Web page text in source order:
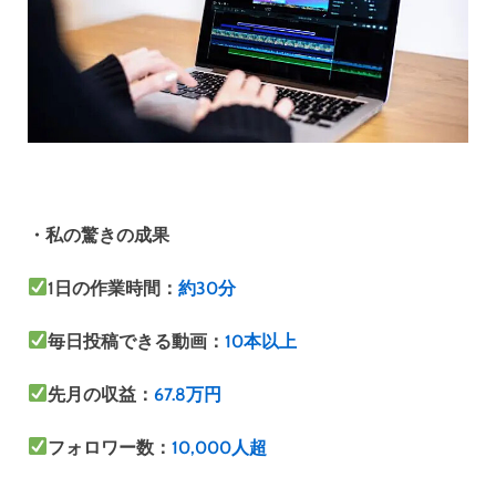
・私の驚きの成果
1日の作業時間：約30分
毎日投稿できる動画：10本以上
先月の収益：67.8万円
フォロワー数：10,000人超